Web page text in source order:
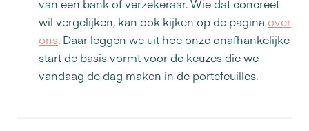
van een bank of verzekeraar. Wie dat concreet
wil vergelijken, kan ook kijken op de pagina over
ons. Daar leggen we uit hoe onze onafhankelijke
start de basis vormt voor de keuzes die we
vandaag de dag maken in de portefeuilles.